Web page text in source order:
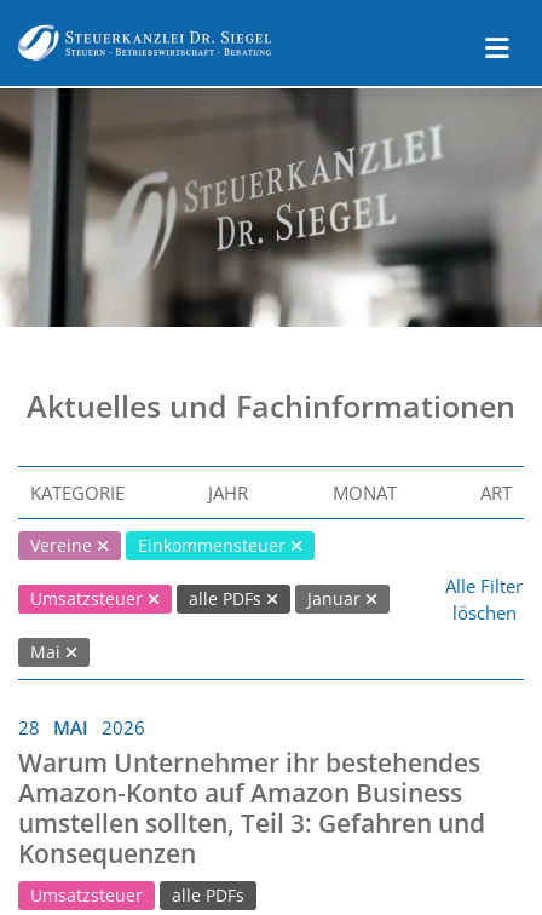
Aktuelles und Fachinformationen
KATEGORIE JAHR MONAT ART
Vereine Einkommensteuer
Umsatzsteuer alle PDFs Januar
Mai
Alle Filter
löschen
28 MAI 2026
Warum Unternehmer ihr bestehendes
Amazon-Konto auf Amazon Business
umstellen sollten, Teil 3: Gefahren und
Konsequenzen
Umsatzsteuer alle PDFs